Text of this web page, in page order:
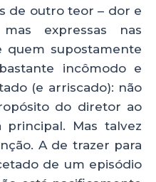
de outro teor – dor e
expressas nas
quem supostamente
incômodo e
(e arriscado): não
do diretor ao
Mas talvez
A de trazer para
de um episódio